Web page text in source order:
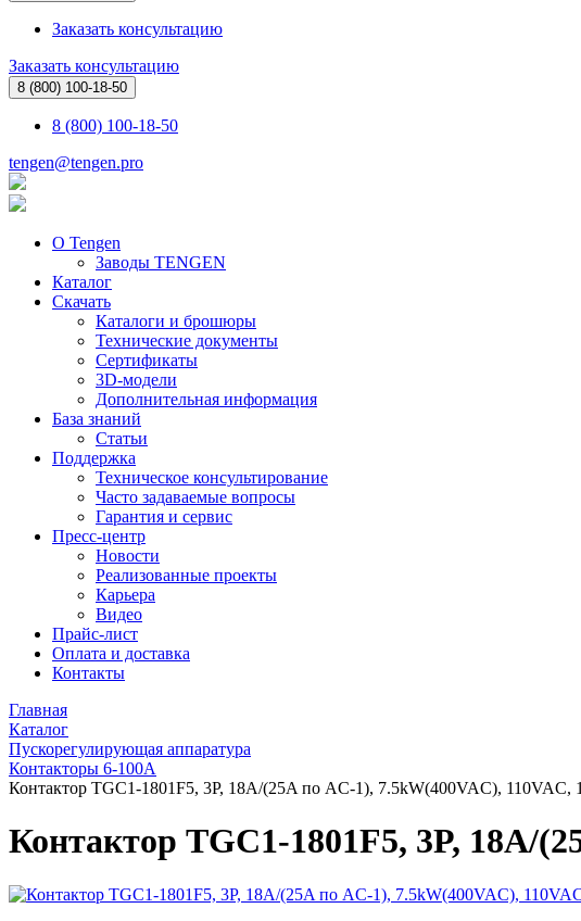
Заказать консультацию
Заказать консультацию
8 (800) 100-18-50
8 (800) 100-18-50
tengen@tengen.pro
О Tengen
Заводы TENGEN
Каталог
Скачать
Каталоги и брошюры
Технические документы
Сертификаты
3D-модели
Дополнительная информация
База знаний
Статьи
Поддержка
Техническое консультирование
Часто задаваемые вопросы
Гарантия и сервис
Пресс-центр
Новости
Реализованные проекты
Карьера
Видео
Прайс-лист
Оплата и доставка
Контакты
Главная
Каталог
Пускорегулирующая аппаратура
Контакторы 6-100А
Контактор TGC1-1801F5, 3P, 18A/(25A по AC-1), 7.5kW(400VAC), 110VAC,
Контактор TGC1-1801F5, 3P, 18A/